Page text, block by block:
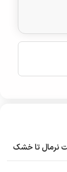
نرمال تا خشک